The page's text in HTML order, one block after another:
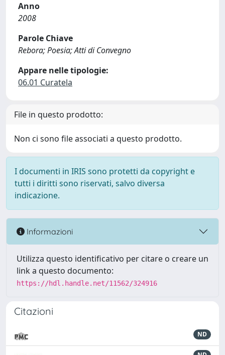
Anno
2008
Parole Chiave
Rebora; Poesia; Atti di Convegno
Appare nelle tipologie:
06.01 Curatela
File in questo prodotto:
Non ci sono file associati a questo prodotto.
I documenti in IRIS sono protetti da copyright e
tutti i diritti sono riservati, salvo diversa
indicazione.
Informazioni
Utilizza questo identificativo per citare o creare un
link a questo documento:
https://hdl.handle.net/11562/324916
Citazioni
ND